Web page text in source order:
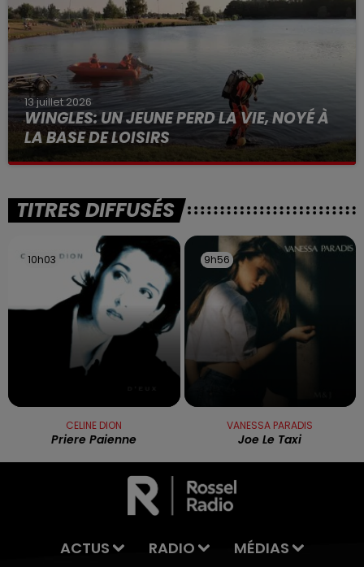
13 juillet 2026
WINGLES: UN JEUNE PERD LA VIE, NOYÉ À
LA BASE DE LOISIRS
La victime a coulé à pic
TITRES DIFFUSÉS
10h03
10h03
CELINE DION
Priere Paienne
9h56
9h56
VANESSA PARADIS
Joe Le Taxi
ACTUS RADIO MÉDIAS